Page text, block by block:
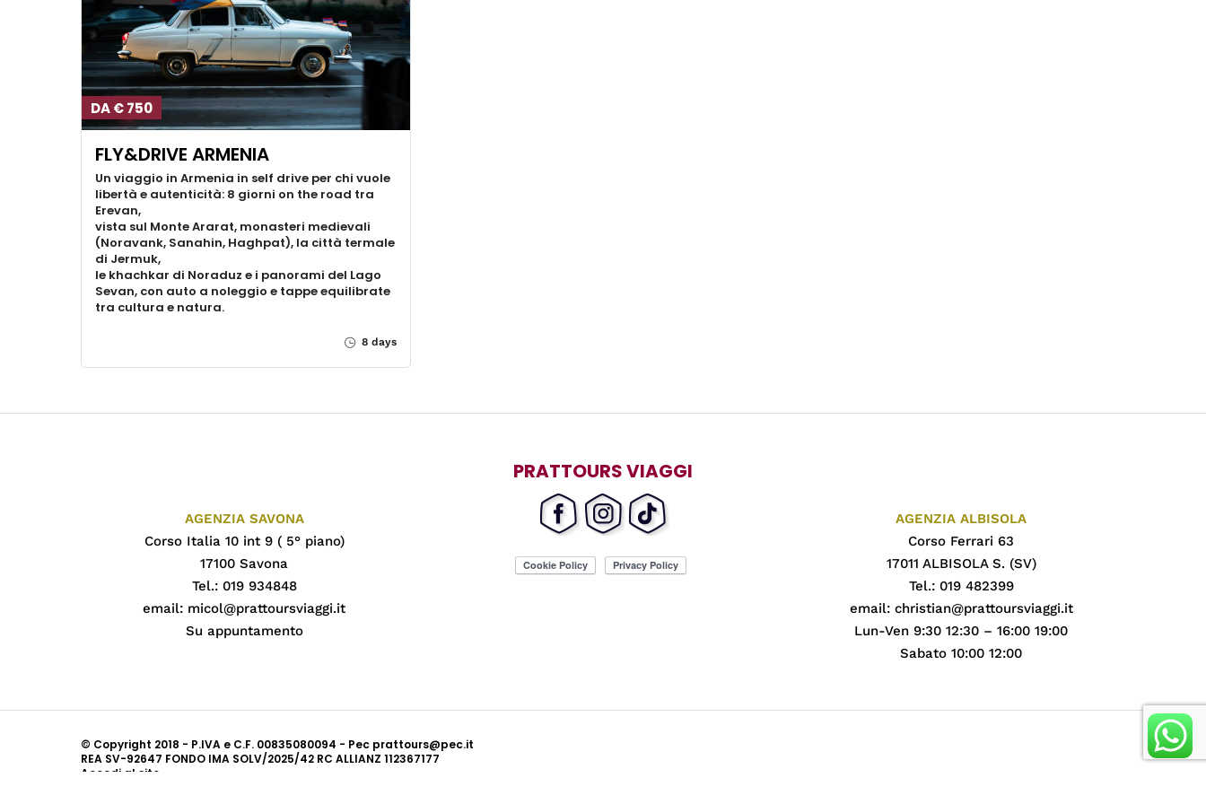
DA € 750
FLY&DRIVE ARMENIA
Un viaggio in Armenia in self drive per chi vuole
libertà e autenticità: 8 giorni on the road tra
Erevan,
vista sul Monte Ararat, monasteri medievali
(Noravank, Sanahin, Haghpat), la città termale
di Jermuk,
le khachkar di Noraduz e i panorami del Lago
Sevan, con auto a noleggio e tappe equilibrate
tra cultura e natura.
8 days
AGENZIA SAVONA
Corso Italia 10 int 9 ( 5° piano)
17100 Savona
Tel.: 019 934848
email: micol@prattoursviaggi.it
Su appuntamento
PRATTOURS VIAGGI
AGENZIA ALBISOLA
Corso Ferrari 63
17011 ALBISOLA S. (SV)
Tel.: 019 482399
email: christian@prattoursviaggi.it
Lun-Ven 9:30 12:30 – 16:00 19:00
Sabato 10:00 12:00
© Copyright 2018 - P.IVA e C.F. 00835080094 - Pec prattours@pec.it
REA SV-92647 FONDO IMA SOLV/2025/42 RC ALLIANZ 112367177
Accedi al sito